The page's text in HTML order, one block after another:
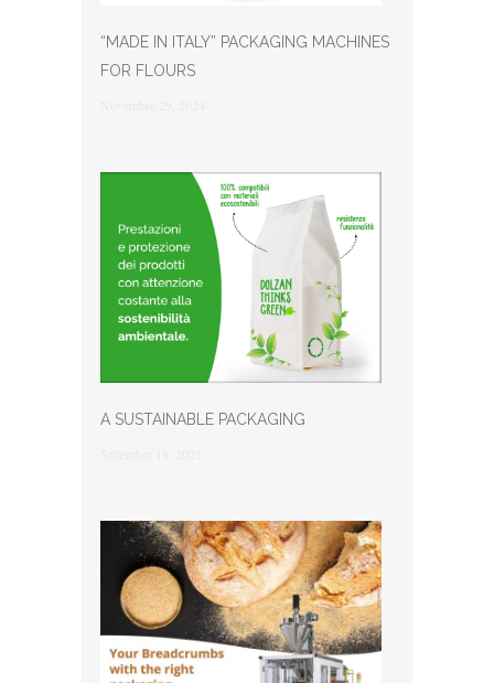
“MADE IN ITALY” PACKAGING MACHINES
FOR FLOURS
A SUSTAINABLE PACKAGING